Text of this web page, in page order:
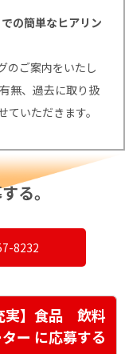
の簡単なヒアリン
のご案内をいたし
無、過去に取り扱
いただきます。
る。
8232
実】食品 飲料
ー に応募する